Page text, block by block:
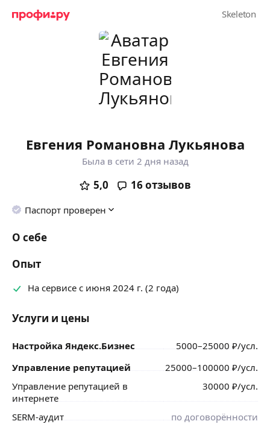
Евгения Романовна Лукьянова
Была в сети 2 дня назад
5,0 16отзывов
Паспорт проверен
О себе
Опыт
На сервисе с июня 2024 г. (2 года)
Услуги и цены
Настройка Яндекс.Бизнес 5000–25000 ₽/усл.
Управление репутацией
25000–100000 ₽/усл.
Управление репутацией в
интернете
30000 ₽/усл.
SERM-аудит по договорённости